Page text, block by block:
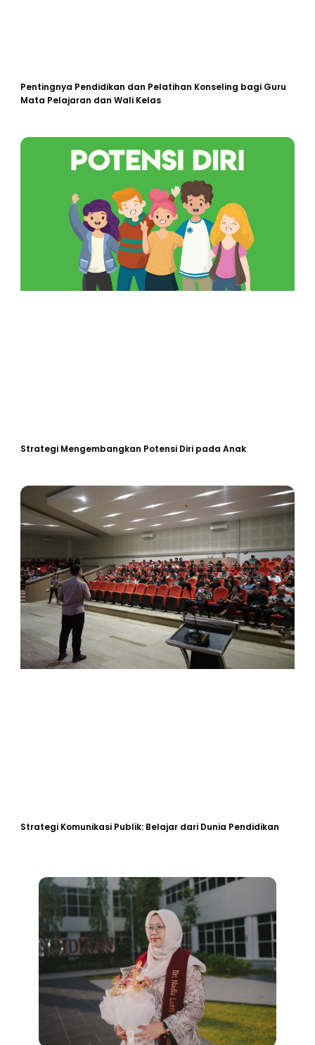
Pentingnya Pendidikan dan Pelatihan Konseling bagi Guru
Mata Pelajaran dan Wali Kelas
Strategi Mengembangkan Potensi Diri pada Anak
Strategi Komunikasi Publik: Belajar dari Dunia Pendidikan